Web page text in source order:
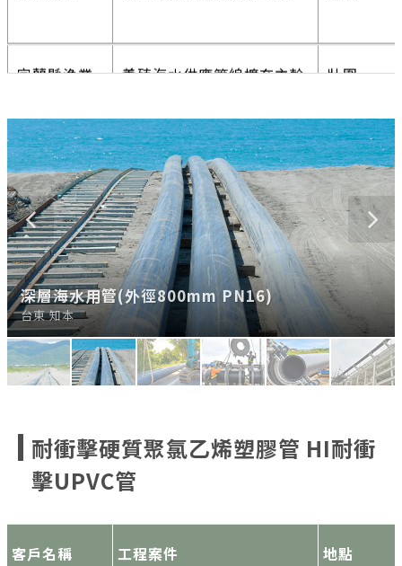
署
台塑公司 台塑仁武公用廠輸水管工程 高雄
台塑麥寮 麥寮公用廠輸水管工程 雲林
龍巖集團
龍巖墓園-光之殿堂(土葬
區)
新北
農田水利會 大潭調整池明德幹渠跨工程 苗栗
深層海水用管(外徑800mm PN16)
台東 知本
深層海水用管(外徑800mm PN16)
台東 知本
農田灌溉用管(外徑400mm PN10)
苗栗
海水養殖用管(外徑800mm PN10)
宜蘭 壯圍
海水養殖用管(外徑800mm PN10)
宜蘭 壯圍
石化廠輸水用管(外徑400mm PN10)
高雄仁武
耐衝擊硬質聚氯乙烯塑膠管 HI耐衝
擊UPVC管
客戶名稱 工程案件 地點
台中市和平
區
福壽山農場引水工程 台中市
苗栗獅潭鄉 八角林與伯公坑簡易自來水 苗栗
苗栗獅潭鄉 豐林村下湖簡易自來水 苗栗
台中市和平
區
天輪簡易自來水工程 台中市
高公局 蘇澳休息站耐衝擊用管 宜蘭